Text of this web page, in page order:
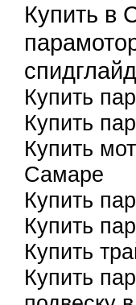
Купить в
Купить
Купить
Купить
Самаре
Купить
Купить
Купить
Купить